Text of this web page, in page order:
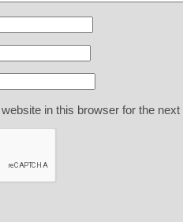
in this browser for the